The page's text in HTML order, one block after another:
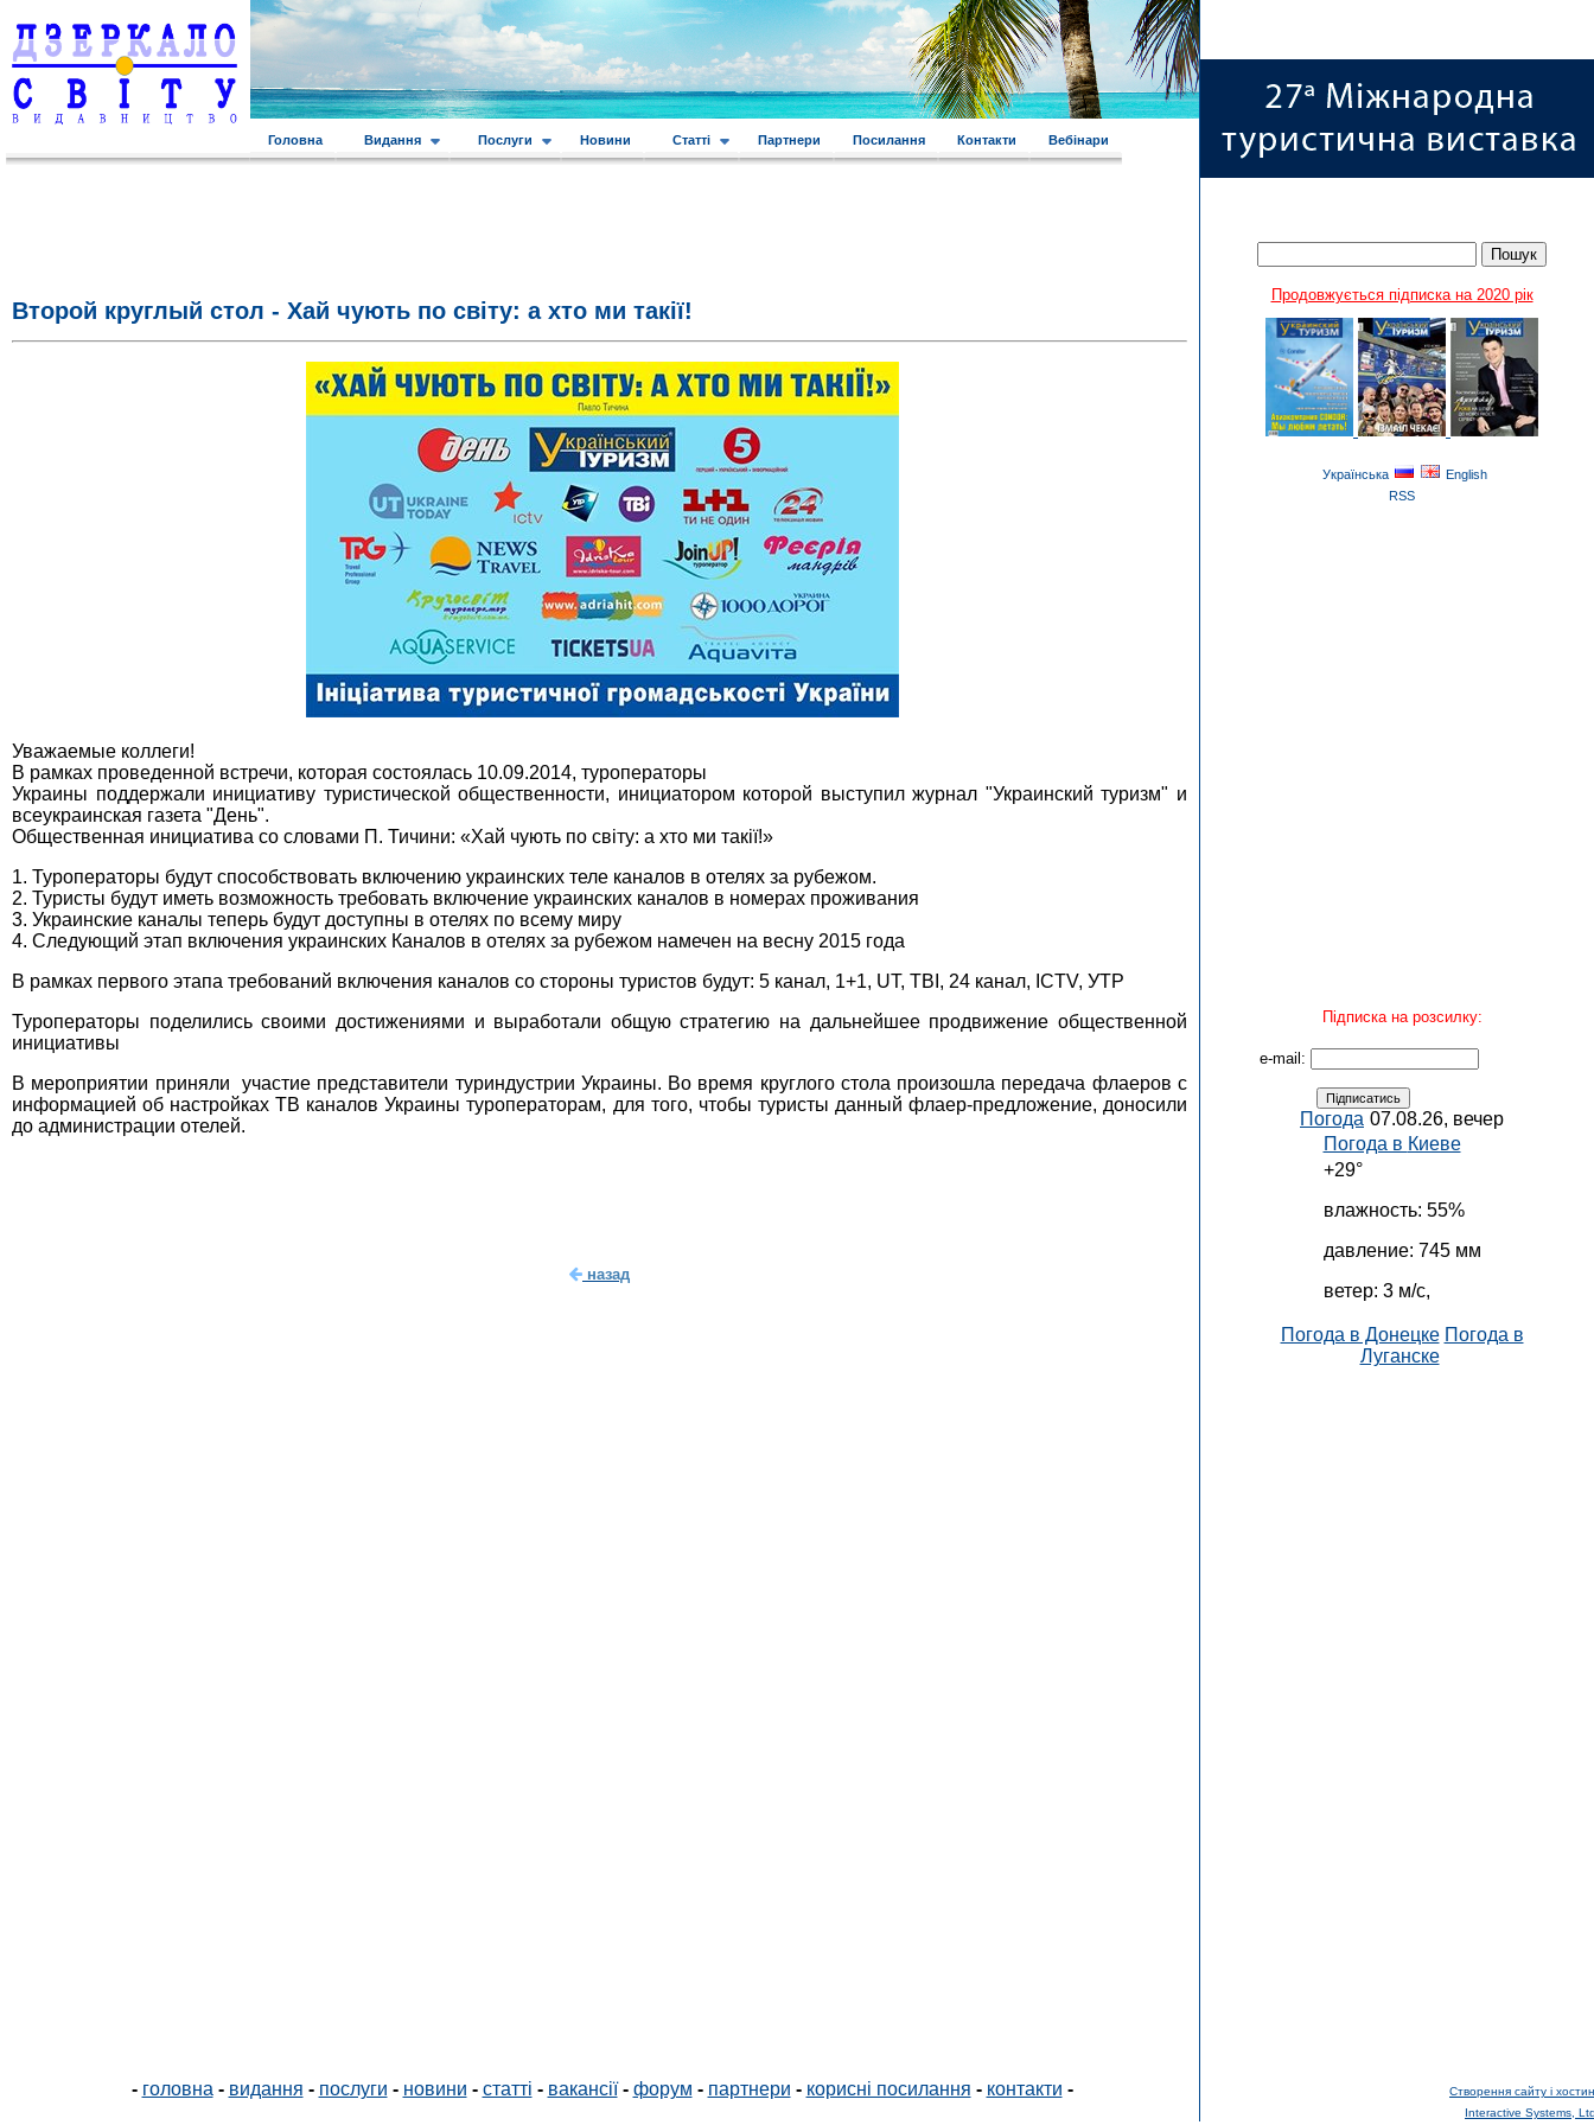
Головна Видання Послуги Новини Статті Партнери Посилання Контакти Вебінари
Продовжується підписка на 2020 рік
Українська
English
RSS
Підписка на розсилку:
e-mail:
Погода 07.08.26, вечер
Погода в Киеве
+29°
влажность: 55%
давление: 745 мм
ветер: 3 м/с,
Погода в Донецке Погода в
Луганске
Второй круглый стол - Хай чують по світу: а хто ми такії!
Уважаемые коллеги!
В рамках проведенной встречи, которая состоялась 10.09.2014, туроператоры
Украины поддержали инициативу туристической общественности, инициатором которой выступил журнал "Украинский туризм" и
всеукраинская газета "День".
Общественная инициатива со словами П. Тичини: «Хай чують по світу: а хто ми такії!»
1. Туроператоры будут способствовать включению украинских теле каналов в отелях за рубежом.
2. Туристы будут иметь возможность требовать включение украинских каналов в номерах проживания
3. Украинские каналы теперь будут доступны в отелях по всему миру
4. Следующий этап включения украинских Каналов в отелях за рубежом намечен на весну 2015 года
В рамках первого этапа требований включения каналов со стороны туристов будут: 5 канал, 1+1, UT, ТВІ, 24 канал, ICTV, УТР
Туроператоры поделились своими достижениями и выработали общую стратегию на дальнейшее продвижение общественной
инициативы
В мероприятии приняли участие представители туриндустрии Украины. Во время круглого стола произошла передача флаеров с
информацией об настройках ТВ каналов Украины туроператорам, для того, чтобы туристы данный флаер-предложение, доносили
до администрации отелей.
назад
- головна - видання - послуги - новини - статті - вакансії- форум - партнери - корисні посилання - контакти -
Створення сайту і
Interactive Systems,